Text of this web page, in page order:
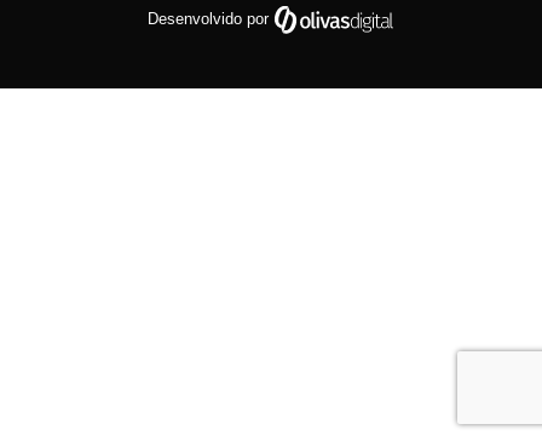
Desenvolvido por